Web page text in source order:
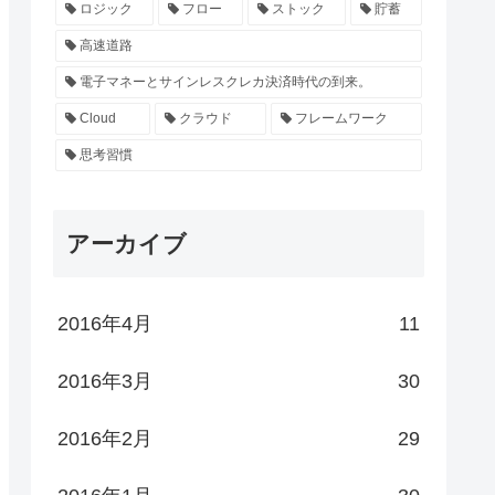
ロジック フロー ストック 貯蓄
高速道路
電子マネーとサインレスクレカ決済時代の到来。
Cloud クラウド フレームワーク
思考習慣
アーカイブ
2016年4月 11
2016年3月 30
2016年2月 29